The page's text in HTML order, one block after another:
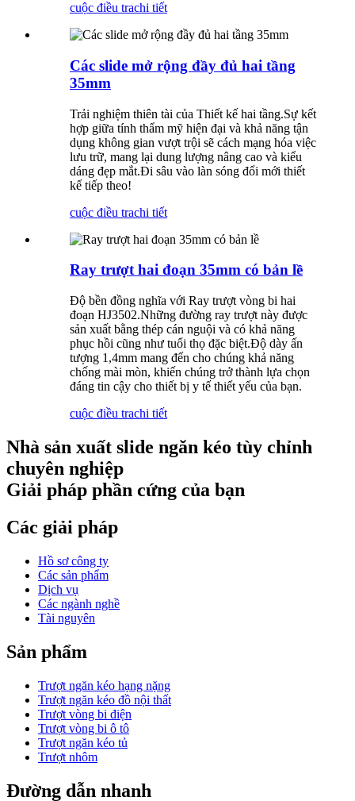
cuộc điều trachi tiết
Các slide mở rộng đầy đủ hai tầng
35mm
Trải nghiệm thiên tài của Thiết kế hai tầng.Sự kết
hợp giữa tính thẩm mỹ hiện đại và khả năng tận
dụng không gian vượt trội sẽ cách mạng hóa việc
lưu trữ, mang lại dung lượng nâng cao và kiểu
dáng đẹp mắt.Đi sâu vào làn sóng đổi mới thiết
kế tiếp theo!
cuộc điều trachi tiết
Ray trượt hai đoạn 35mm có bản lề
Độ bền đồng nghĩa với Ray trượt vòng bi hai
đoạn HJ3502.Những đường ray trượt này được
sản xuất bằng thép cán nguội và có khả năng
phục hồi cũng như tuổi thọ đặc biệt.Độ dày ấn
tượng 1,4mm mang đến cho chúng khả năng
chống mài mòn, khiến chúng trở thành lựa chọn
đáng tin cậy cho thiết bị y tế thiết yếu của bạn.
cuộc điều trachi tiết
Nhà sản xuất slide ngăn kéo tùy chỉnh
chuyên nghiệp
Giải pháp phần cứng của bạn
Các giải pháp
Hồ sơ công ty
Các sản phẩm
Dịch vụ
Các ngành nghề
Tài nguyên
Sản phẩm
Trượt ngăn kéo hạng nặng
Trượt ngăn kéo đồ nội thất
Trượt vòng bi điện
Trượt vòng bi ô tô
Trượt ngăn kéo tủ
Trượt nhôm
Đường dẫn nhanh